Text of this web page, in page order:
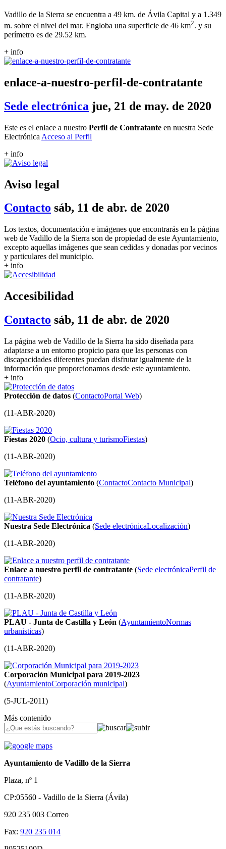
Vadillo de la Sierra se encuentra a 49 km. de Ávila Capital y a 1.349
m. sobre el nivel del mar. Engloba una superficie de 46 km2. y su
perímetro es de 29.52 km.
+ info
enlace-a-nuestro-perfil-de-contratante
Sede electrónica jue, 21 de may. de 2020
Este es el enlace a nuestro Perfil de Contratante en nuestra Sede
Electrónica Acceso al Perfil
+ info
Aviso legal
Contacto sáb, 11 de abr. de 2020
Los textos, documentación e imágenes que encontrarás en la página
web de Vadillo de la Sierra son de propiedad de este Ayuntamiento,
excepto aquellas imágenes que sean cedidas y donadas por vecinos
y particulares del municipio.
+ info
Accesibilidad
Contacto sáb, 11 de abr. de 2020
La página web de Vadillo de la Sierra ha sido diseñada para
adaptarse a un entorno propicio para que las personas con
discapacidades diferentes puedan disfrutar igualmente de la
información que proporcionamos desde este ayuntamiento.
+ info
Protección de datos (ContactoPortal Web)
(11-ABR-2020)
Fiestas 2020 (Ocio, cultura y turismoFiestas)
(11-ABR-2020)
Teléfono del ayuntamiento (ContactoContacto Municipal)
(11-ABR-2020)
Nuestra Sede Electrónica (Sede electrónicaLocalización)
(11-ABR-2020)
Enlace a nuestro perfil de contratante (Sede electrónicaPerfil de
contratante)
(11-ABR-2020)
PLAU - Junta de Castilla y León (AyuntamientoNormas
urbanisticas)
(11-ABR-2020)
Corporación Municipal para 2019-2023
(AyuntamientoCorporación municipal)
(5-JUL-2011)
Más contenido
Ayuntamiento de Vadillo de la Sierra
Plaza, nº 1
CP:05560 - Vadillo de la Sierra (Ávila)
920 235 003 Correo
Fax: 920 235 014